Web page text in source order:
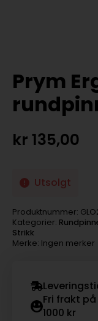
Prym
kr 135,00
Utsolgt
Produktnummer:
Kategorier:
Strikk
Merke: Ingen merker
Fri frakt
1000 kr